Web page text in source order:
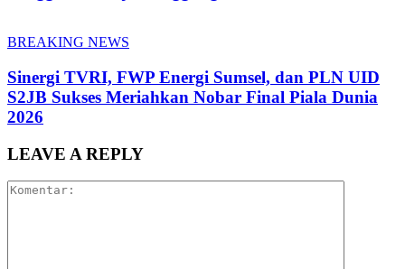
BREAKING NEWS
Sinergi TVRI, FWP Energi Sumsel, dan PLN UID
S2JB Sukses Meriahkan Nobar Final Piala Dunia
2026
LEAVE A REPLY